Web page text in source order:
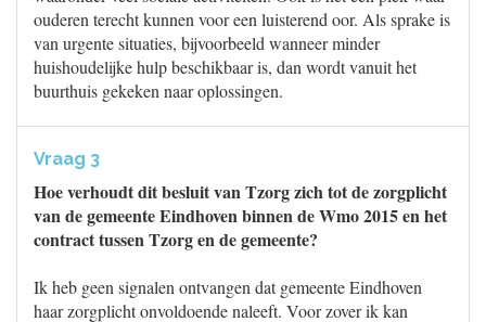
ouderen terecht kunnen voor een luisterend oor. Als sprake is
van urgente situaties, bijvoorbeeld wanneer minder
huishoudelijke hulp beschikbaar is, dan wordt vanuit het
buurthuis gekeken naar oplossingen.
Vraag 3
Hoe verhoudt dit besluit van Tzorg zich tot de zorgplicht
van de gemeente Eindhoven binnen de Wmo 2015 en het
contract tussen Tzorg en de gemeente?
Ik heb geen signalen ontvangen dat gemeente Eindhoven
haar zorgplicht onvoldoende naleeft. Voor zover ik kan